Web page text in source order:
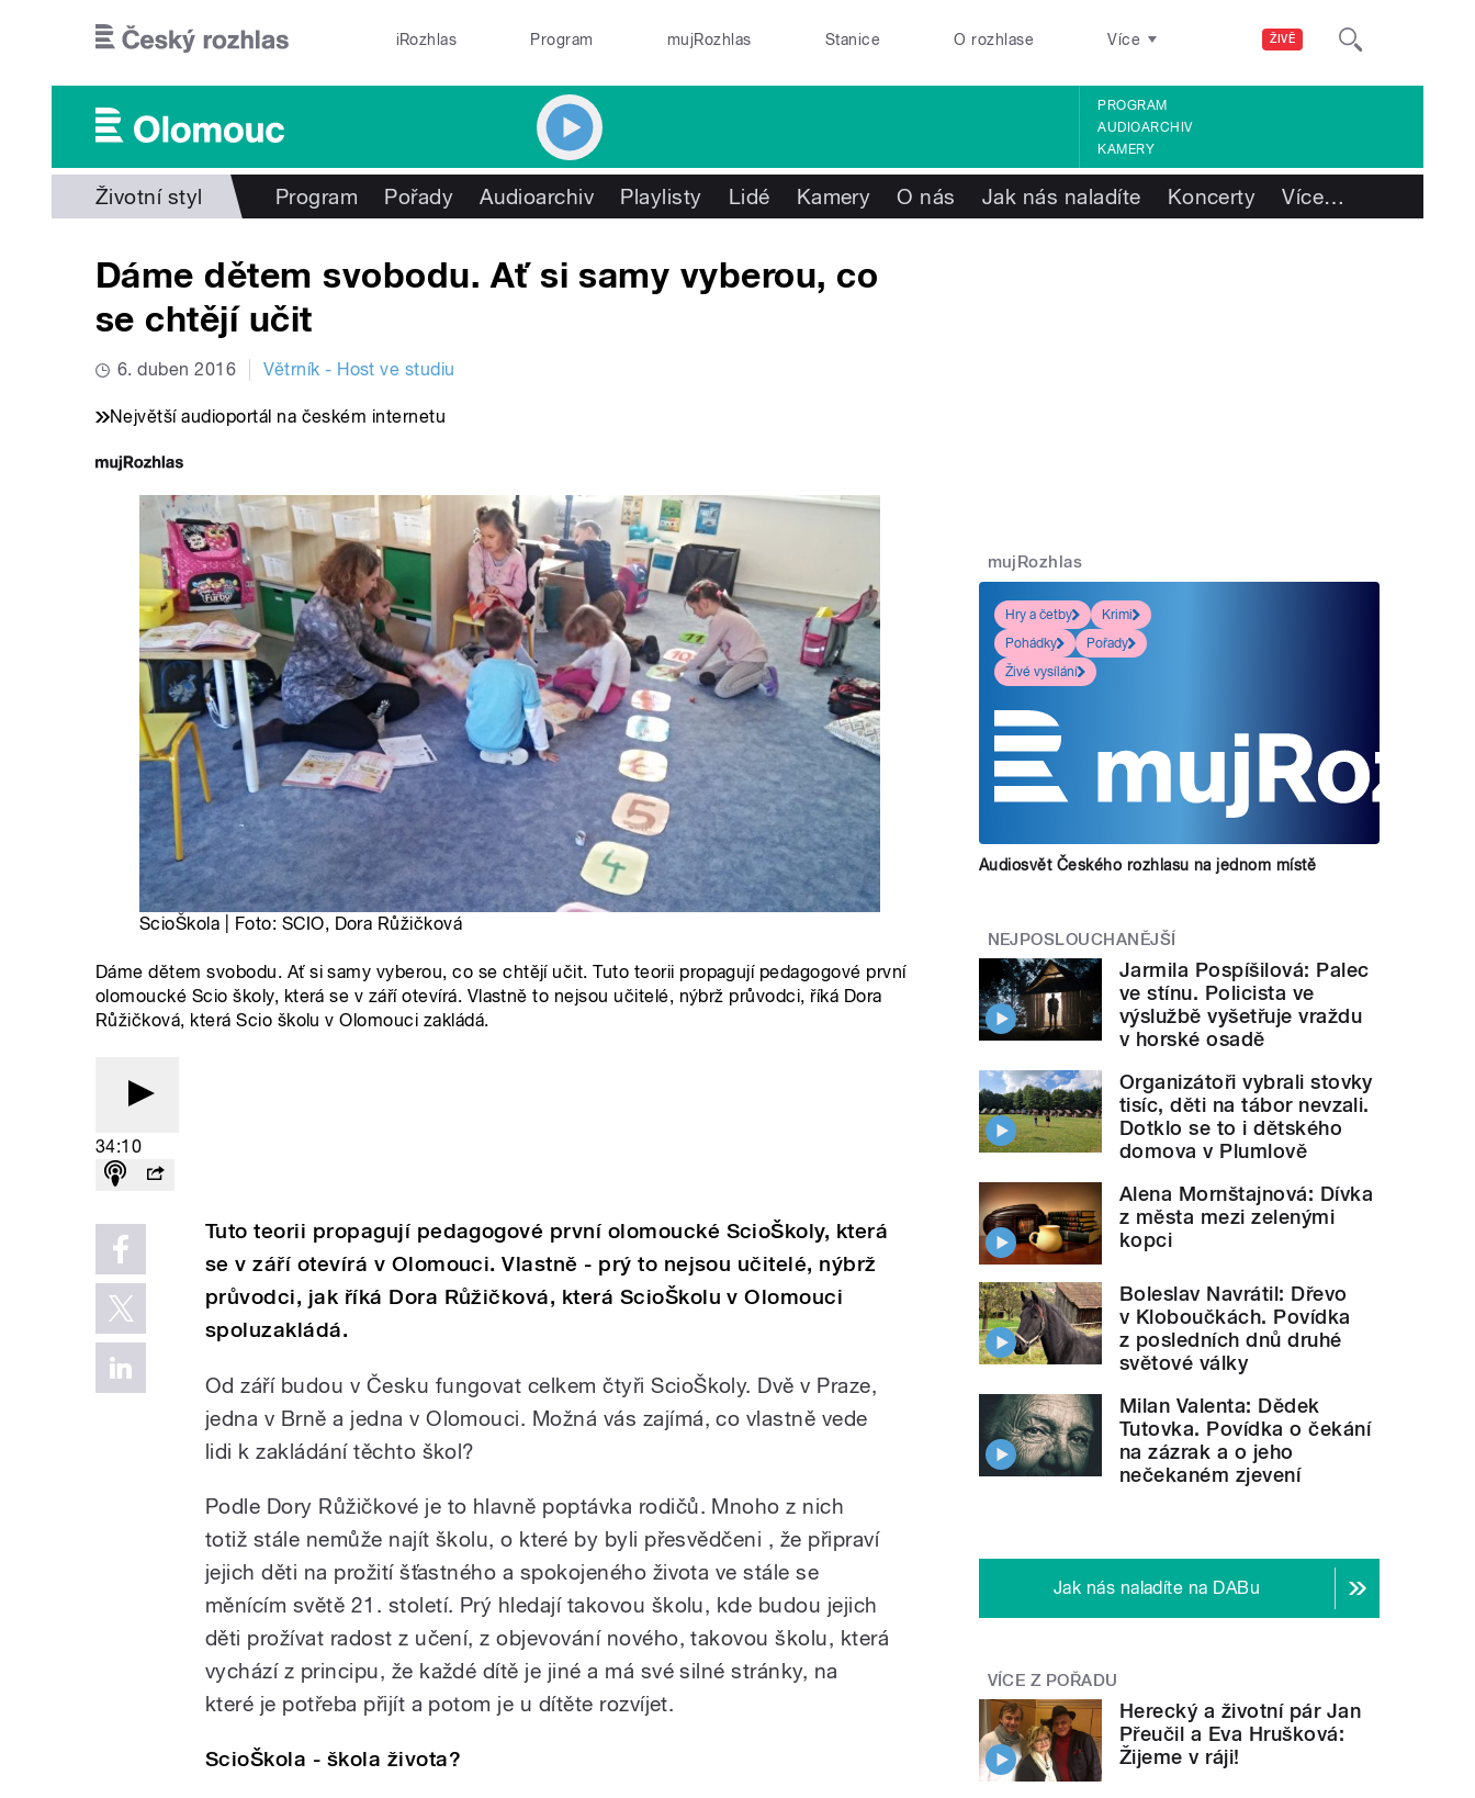
ŽIVĚ
iRozhlas Program mujRozhlas Stanice O rozhlase Více
PROGRAM
AUDIOARCHIV
KAMERY
Životní styl Program Pořady Audioarchiv Playlisty Lidé Kamery O nás Jak nás naladíte Koncerty Více…
Dáme dětem svobodu. Ať si samy vyberou, co
se chtějí učit
6. duben 2016 Větrník - Host ve studiu
Největší audioportál na českém internetu
ScioŠkola | Foto: SCIO, Dora Růžičková
Dáme dětem svobodu. Ať si samy vyberou, co se chtějí učit. Tuto teorii propagují pedagogové první
olomoucké Scio školy, která se v září otevírá. Vlastně to nejsou učitelé, nýbrž průvodci, říká Dora
Růžičková, která Scio školu v Olomouci zakládá.
34:10
Tuto teorii propagují pedagogové první olomoucké ScioŠkoly, která
se v září otevírá v Olomouci. Vlastně - prý to nejsou učitelé, nýbrž
průvodci, jak říká Dora Růžičková, která ScioŠkolu v Olomouci
spoluzakládá.
Od září budou v Česku fungovat celkem čtyři ScioŠkoly. Dvě v Praze,
jedna v Brně a jedna v Olomouci. Možná vás zajímá, co vlastně vede
lidi k zakládání těchto škol?
Podle Dory Růžičkové je to hlavně poptávka rodičů. Mnoho z nich
totiž stále nemůže najít školu, o které by byli přesvědčeni , že připraví
jejich děti na prožití šťastného a spokojeného života ve stále se
měnícím světě 21. století. Prý hledají takovou školu, kde budou jejich
děti prožívat radost z učení, z objevování nového, takovou školu, která
vychází z principu, že každé dítě je jiné a má své silné stránky, na
které je potřeba přijít a potom je u dítěte rozvíjet.
ScioŠkola - škola života?
mujRozhlas
Hry a četby
Krimi
Pohádky
Pořady
Živé vysílání
Audiosvět Českého rozhlasu na jednom místě
NEJPOSLOUCHANĚJŠÍ
Jarmila Pospíšilová: Palec
ve stínu. Policista ve
výslužbě vyšetřuje vraždu
v horské osadě
Organizátoři vybrali stovky
tisíc, děti na tábor nevzali.
Dotklo se to i dětského
domova v Plumlově
Alena Mornštajnová: Dívka
z města mezi zelenými
kopci
Boleslav Navrátil: Dřevo
v Kloboučkách. Povídka
z posledních dnů druhé
světové války
Milan Valenta: Dědek
Tutovka. Povídka o čekání
na zázrak a o jeho
nečekaném zjevení
Jak nás naladíte na DABu
VÍCE Z POŘADU
Herecký a životní pár Jan
Přeučil a Eva Hrušková:
Žijeme v ráji!